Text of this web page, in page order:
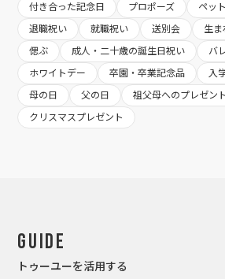
付き合った記念日
プロポーズ
ペッ
退職祝い
就職祝い 送別会
生ま
偲ぶ
成人・二十歳の誕生日祝い
バ
ホワイトデー
卒園・卒業記念品
入
母の日
父の日
祖父母へのプレゼン
クリスマスプレゼント
Guide
トゥーユーを活用する